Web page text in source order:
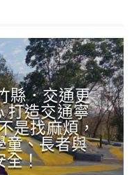
縣．交通更
打造交通寧
是找麻煩，
童、長者與
全！